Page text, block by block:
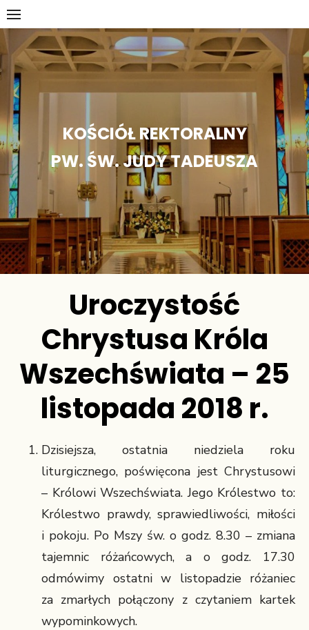
Skip
to
content
KOŚCIÓŁ REKTORALNY
PW. ŚW. JUDY TADEUSZA
Uroczystość
Chrystusa Króla
Wszechświata – 25
listopada 2018 r.
Dzisiejsza, ostatnia niedziela roku
liturgicznego, poświęcona jest Chrystusowi
– Królowi Wszechświata. Jego Królestwo to:
Królestwo prawdy, sprawiedliwości, miłości
i pokoju. Po Mszy św. o godz. 8.30 – zmiana
tajemnic różańcowych, a o godz. 17.30
odmówimy ostatni w listopadzie różaniec
za zmarłych połączony z czytaniem kartek
wypominkowych.